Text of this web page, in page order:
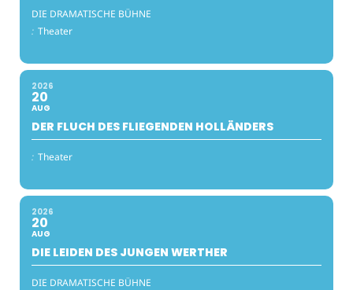
DIE DRAMATISCHE BÜHNE
: Theater
2026
20
AUG
DER FLUCH DES FLIEGENDEN HOLLÄNDERS
: Theater
2026
20
AUG
DIE LEIDEN DES JUNGEN WERTHER
DIE DRAMATISCHE BÜHNE